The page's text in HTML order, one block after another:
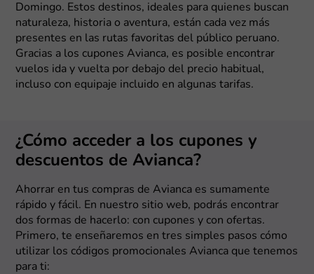
Domingo. Estos destinos, ideales para quienes buscan
naturaleza, historia o aventura, están cada vez más
presentes en las rutas favoritas del público peruano.
Gracias a los cupones Avianca, es posible encontrar
vuelos ida y vuelta por debajo del precio habitual,
incluso con equipaje incluido en algunas tarifas.
¿Cómo acceder a los cupones y
descuentos de Avianca?
Ahorrar en tus compras de Avianca es sumamente
rápido y fácil. En nuestro sitio web, podrás encontrar
dos formas de hacerlo: con cupones y con ofertas.
Primero, te enseñaremos en tres simples pasos cómo
utilizar los códigos promocionales Avianca que tenemos
para ti: